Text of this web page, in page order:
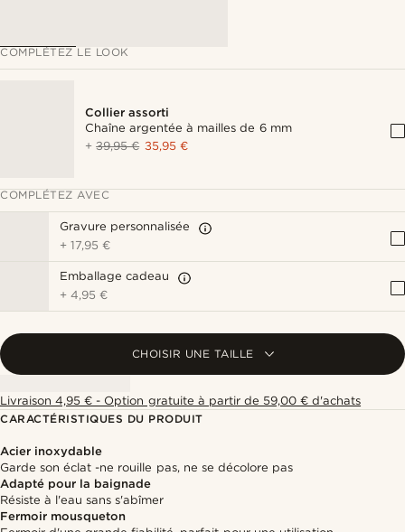
COMPLÉTEZ LE LOOK
Collier assorti
Chaîne argentée à mailles de 6 mm
+39,95 € 35,95 €
COMPLÉTEZ AVEC
Gravure personnalisée
+17,95 €
Emballage cadeau
+4,95 €
CHOISIR UNE TAILLE
Livraison 4,95 € - Option gratuite à partir de 59,00 € d'achats
CARACTÉRISTIQUES DU PRODUIT
Acier inoxydable
Garde son éclat -ne rouille pas, ne se décolore pas
Adapté pour la baignade
Résiste à l'eau sans s'abîmer
Fermoir mousqueton